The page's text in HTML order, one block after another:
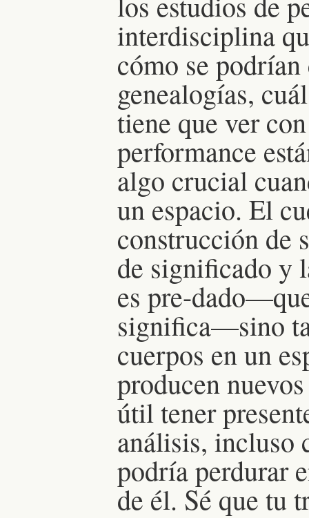
interdisciplina
cómo se
genealogías,
tiene que ver
performance
algo crucial
un espacio. El
construcción de
de significado y
es pre-
significa—sino
cuerpos en un
producen
útil tener
análisis, incluso
podría perdurar
de él. Sé que tu